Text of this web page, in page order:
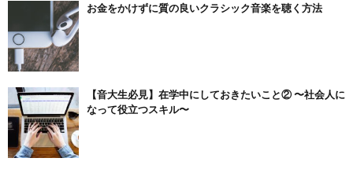
お金をかけずに質の良いクラシック音楽を聴く方法
【音大生必見】在学中にしておきたいこと② 〜社会人に
なって役立つスキル〜